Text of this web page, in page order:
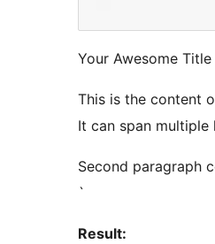
Your Awesome Title
This is the content
It can span multiple
Second paragraph
`
Result: